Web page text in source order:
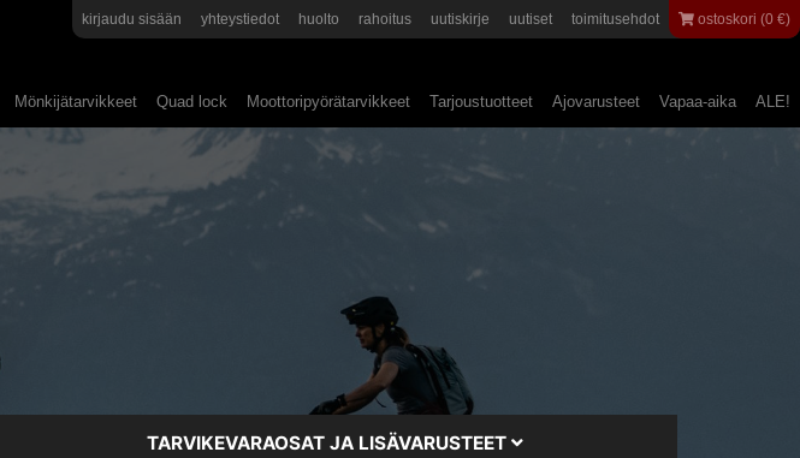
kirjaudu sisään yhteystiedot huolto rahoitus uutiskirje uutiset toimitusehdot ostoskori (0 €)
Mönkijätarvikkeet Quad lock Moottoripyörätarvikkeet Tarjoustuotteet Ajovarusteet Vapaa-aika ALE!
TARVIKEVARAOSAT JA LISÄVARUSTEET